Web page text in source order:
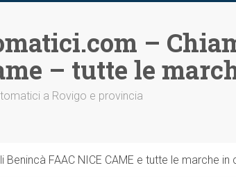
–
– tutte le
a Rovigo e provincia
FAAC NICE CAME e tutte le marche